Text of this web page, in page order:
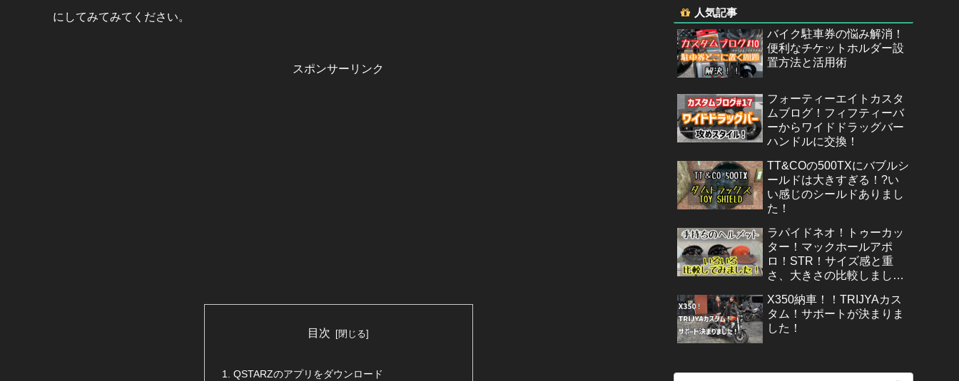
にしてみてみてください。
スポンサーリンク
目次
QSTARZのアプリをダウンロード
人気記事
バイク駐車券の悩み解消！
便利なチケットホルダー設
置方法と活用術
フォーティーエイトカスタ
ムブログ！フィフティーバ
ーからワイドドラッグバー
ハンドルに交換！
TT&COの500TXにバブルシ
ールドは大きすぎる！?い
い感じのシールドありまし
た！
ラパイドネオ！トゥーカッ
ター！マックホールアポ
ロ！STR！サイズ感と重
さ、大きさの比較しまし
X350納車！！TRIJYAカス
タム！サポートが決まりま
した！